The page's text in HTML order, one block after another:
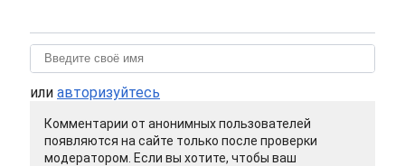
или авторизуйтесь
Комментарии от анонимных пользователей
появляются на сайте только после проверки
модератором. Если вы хотите, чтобы ваш